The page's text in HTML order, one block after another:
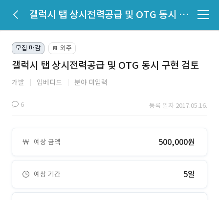
갤럭시 탭 상시전력공급 및 OTG 동시 구현 검토
모집 마감 📔 외주
갤럭시 탭 상시전력공급 및 OTG 동시 구현 검토
개발 임베디드 분야 미입력
6 등록 일자 2017.05.16.
예상 금액 500,000원
예상 기간 5일